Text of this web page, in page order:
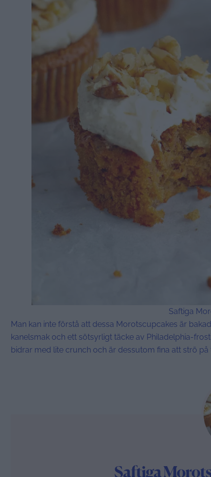
Saftiga
Man kan inte förstå att dessa Morotscupcakes är
kanelsmak och ett sötsyrligt täcke av Philadelphia-
bidrar med lite crunch och är dessutom fina att strö
Saftiga